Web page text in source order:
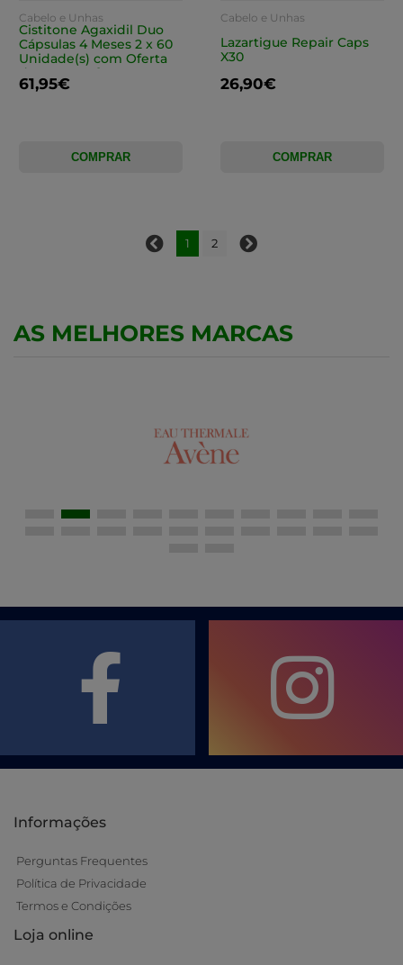
Cabelo e Unhas
Cistitone Agaxidil Duo
Cápsulas 4 Meses 2 x 60
Unidade(s) com Oferta
de 50% na 2ª
Embalagem
61,95€
COMPRAR
Cabelo e Unhas
Lazartigue Repair Caps
X30
26,90€
COMPRAR
1 2
AS MELHORES MARCAS
Informações
Perguntas Frequentes
Política de Privacidade
Termos e Condições
Loja online